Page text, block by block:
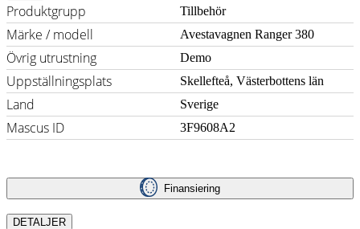
Produktgrupp Tillbehör
Märke / modell Avestavagnen Ranger 380
Övrig utrustning Demo
Uppställningsplats Skellefteå, Västerbottens län
Land Sverige
Mascus ID 3F9608A2
Finansiering
DETALJER